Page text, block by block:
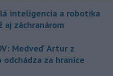
inteligencia a robotika
aj záchranárom
Medveď Artur z
odchádza za hranice